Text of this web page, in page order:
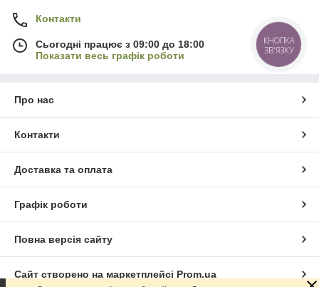
Контакти
Сьогодні працює з 09:00 до 18:00
Показати весь графік роботи
Про нас
Контакти
Доставка та оплата
Графік роботи
Повна версія сайту
Сайт створено на маркетплейсі Prom.ua
КНОПКА
ЗВ'ЯЗКУ